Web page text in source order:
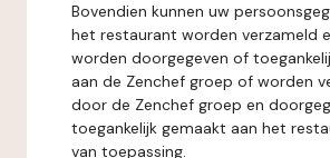
Bovendien kunnen uw
het restaurant worden verzameld
worden doorgegeven of
aan de Zenchef groep of worden
door de Zenchef groep en
toegankelijk gemaakt aan het
van toepassing.